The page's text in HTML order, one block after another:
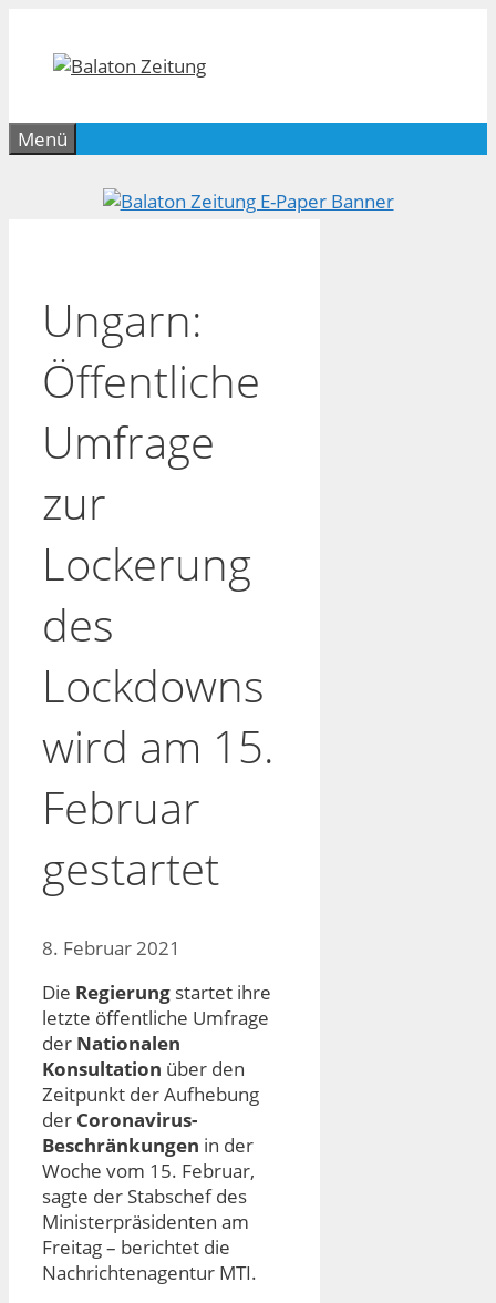
springen
Menü
Ungarn:
Öffentliche
Umfrage
zur
Lockerung
des
Lockdowns
wird am 15.
Februar
gestartet
8. Februar 2021
Die Regierung startet ihre
letzte öffentliche Umfrage
der Nationalen
Konsultation über den
Zeitpunkt der Aufhebung
der Coronavirus-
Beschränkungen in der
Woche vom 15. Februar,
sagte der Stabschef des
Ministerpräsidenten am
Freitag – berichtet die
Nachrichtenagentur MTI.